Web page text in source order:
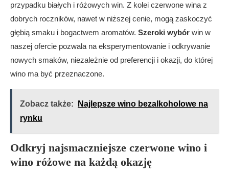
przypadku białych i różowych win. Z kolei czerwone wina z
dobrych roczników, nawet w niższej cenie, mogą zaskoczyć
głębią smaku i bogactwem aromatów. Szeroki wybór win w
naszej ofercie pozwala na eksperymentowanie i odkrywanie
nowych smaków, niezależnie od preferencji i okazji, do której
wino ma być przeznaczone.
Zobacz także:
Najlepsze wino bezalkoholowe na
rynku
Odkryj najsmaczniejsze czerwone wino i
wino różowe na każdą okazję